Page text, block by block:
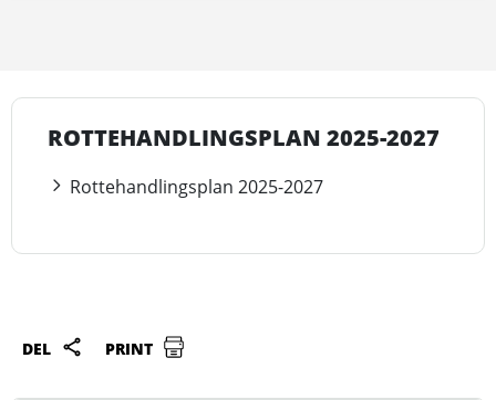
ROTTEHANDLINGSPLAN 2025-2027
Rottehandlingsplan 2025-2027
DEL PRINT